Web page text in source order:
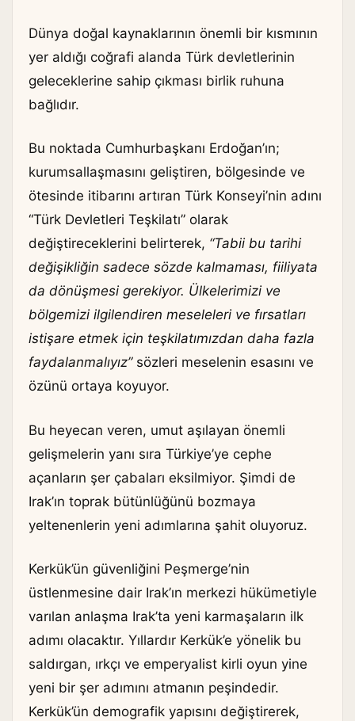
Dünya doğal kaynaklarının önemli bir kısmının
yer aldığı coğrafi alanda Türk devletlerinin
geleceklerine sahip çıkması birlik ruhuna
bağlıdır.
Bu noktada Cumhurbaşkanı Erdoğan’ın;
kurumsallaşmasını geliştiren, bölgesinde ve
ötesinde itibarını artıran Türk Konseyi’nin adını
“Türk Devletleri Teşkilatı” olarak
değiştireceklerini belirterek, “Tabii bu tarihi
değişikliğin sadece sözde kalmaması, fiiliyata
da dönüşmesi gerekiyor. Ülkelerimizi ve
bölgemizi ilgilendiren meseleleri ve fırsatları
istişare etmek için teşkilatımızdan daha fazla
faydalanmalıyız”sözleri meselenin esasını ve
özünü ortaya koyuyor.
Bu heyecan veren, umut aşılayan önemli
gelişmelerin yanı sıra Türkiye’ye cephe
açanların şer çabaları eksilmiyor. Şimdi de
Irak’ın toprak bütünlüğünü bozmaya
yeltenenlerin yeni adımlarına şahit oluyoruz.
Kerkük’ün güvenliğini Peşmerge’nin
üstlenmesine dair Irak’ın merkezi hükümetiyle
varılan anlaşma Irak’ta yeni karmaşaların ilk
adımı olacaktır. Yıllardır Kerkük’e yönelik bu
saldırgan, ırkçı ve emperyalist kirli oyun yine
yeni bir şer adımını atmanın peşindedir.
Kerkük’ün demografik yapısını değiştirerek,